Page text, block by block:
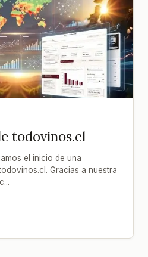
todovinos.cl
el inicio de una
Gracias a nuestra